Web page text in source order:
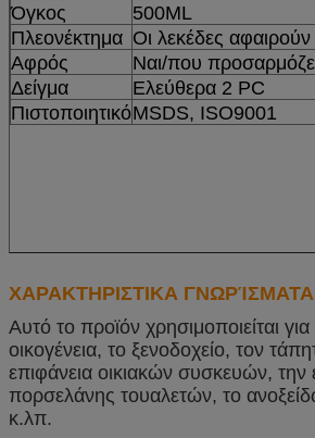
Όγκος
500ML
Πλεονέκτημα Οι λεκέδες
Αφρός
Ναι/που
Δείγμα
Ελεύθερα 2 PC
ΠιστοποιητικόMSDS, ISO9001
ΧΑΡΑΚΤΗΡΙΣΤΙΚΑ
Αυτό το προϊόν χρησιμοποιείται
οικογένεια, το ξενοδοχείο, τον
επιφάνεια οικιακών συσκευών, την
πορσελάνης τουαλετών, το
κ.λπ.